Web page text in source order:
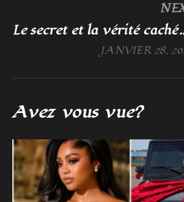
Le secret et la vérité cachée
JANVIER 28,
Avez vous vue?